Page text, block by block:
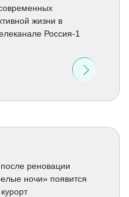
жизни в
Россия-1
реновации
ночи» появится